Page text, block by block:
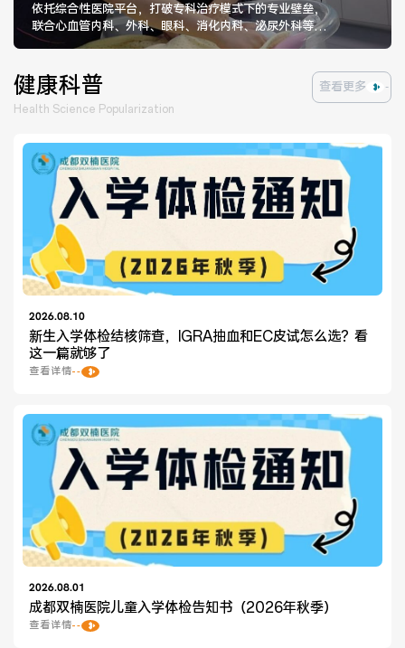
依托综合性医院平台，打破专科治疗模式下的专业壁垒，
联合心血管内科、外科、眼科、消化内科、泌尿外科等科
室，能全面把握病情，降低诊断片
健康科普
Health Science Popularization
查看更多
2026.08.10
新生入学体检结核筛查，IGRA抽血和EC皮试怎么选？看
这一篇就够了
查看详情
2026.08.01
成都双楠医院儿童入学体检告知书（2026年秋季）
查看详情